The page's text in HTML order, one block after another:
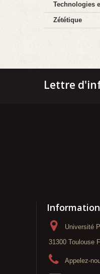
Technologies
Zététique
Lettre
Université
31300 Toulouse
Appelez-